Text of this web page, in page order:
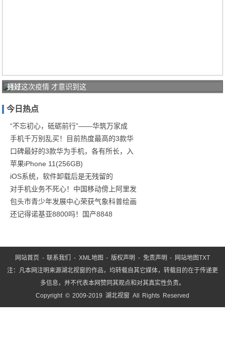
打好
防疫
保卫
战！
商汤
通过这次疫情 才意识到这
今日热点
“不忘初心，砥砺前行”——华筑万家成
手机千万别乱买！目前热度最高的3款华
口碑最好的3款华为手机，各有所长，入
苹果iPhone 11(256GB)
iOS系统，软件卸载后是无残留的
对手机业务不死心！中国移动傍上阿里发
包头市青少年发展中心荣获气象科普绘画
还记得诺基亚8800吗！国产8848
网站首页 -联系我们 - XML地图 -版权声明 - 免责声明 - 网站地图TXT
注：凡本网注明来源湖北视窗的作品，均转载自其它媒体，转载目的在于传递更
多信息，并不代表本网赞同其观点和对其真实性负责。
Copyright © 2009-2019 湖北视窗 All Rights Reserved